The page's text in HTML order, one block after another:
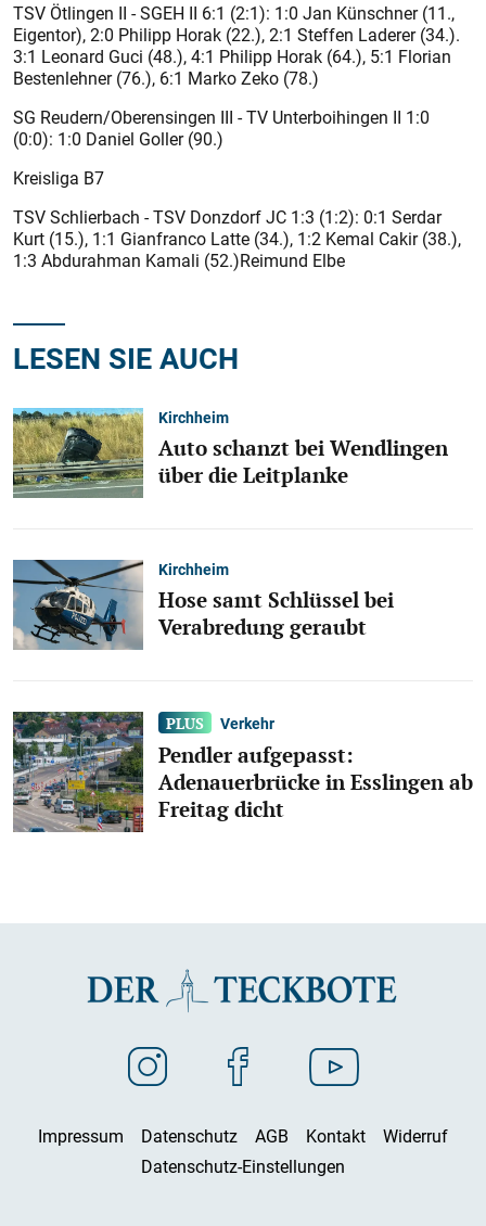
TSV Ötlingen II - SGEH II 6:1 (2:1): 1:0 Jan Künschner (11.,
Eigentor), 2:0 Philipp Horak (22.), 2:1 Steffen Laderer (34.).
3:1 Leonard Guci (48.), 4:1 Philipp Horak (64.), 5:1 Florian
Bestenlehner (76.), 6:1 Marko Zeko (78.)
SG Reudern/Oberensingen III - TV Unterboihingen II 1:0
(0:0): 1:0 Daniel Goller (90.)
Kreisliga B7
TSV Schlierbach - TSV Donzdorf JC 1:3 (1:2): 0:1 Serdar
Kurt (15.), 1:1 Gianfranco Latte (34.), 1:2 Kemal Cakir (38.),
1:3 Abdurahman Kamali (52.)Reimund Elbe
LESEN SIE AUCH
Kirchheim
Auto schanzt bei Wendlingen
über die Leitplanke
Kirchheim
Hose samt Schlüssel bei
Verabredung geraubt
Verkehr
Pendler aufgepasst:
Adenauerbrücke in Esslingen ab
Freitag dicht
Impressum Datenschutz AGB Kontakt
Widerruf
Datenschutz-Einstellungen